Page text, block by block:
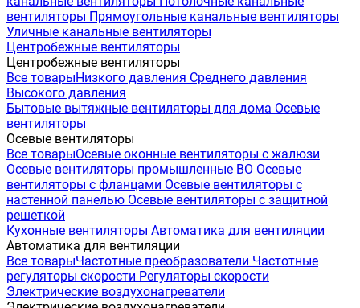
вентиляторы Прямоугольные канальные вентиляторы
Уличные канальные вентиляторы
Центробежные вентиляторы
Центробежные вентиляторы
Все товарыНизкого давления Среднего давления
Высокого давления
Бытовые вытяжные вентиляторы для дома Осевые
вентиляторы
Осевые вентиляторы
Все товарыОсевые оконные вентиляторы с жалюзи
Осевые вентиляторы промышленные ВО Осевые
вентиляторы с фланцами Осевые вентиляторы с
настенной панелью Осевые вентиляторы с защитной
решеткой
Кухонные вентиляторы Автоматика для вентиляции
Автоматика для вентиляции
Все товарыЧастотные преобразователи Частотные
регуляторы скорости Регуляторы скорости
Электрические воздухонагреватели